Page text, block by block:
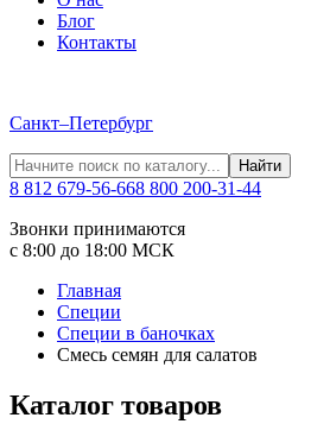
Блог
Контакты
Санкт–Петербург
Найти
8 812 679-56-668 800 200-31-44
Звонки принимаются
с 8:00 до 18:00 МСК
Главная
Специи
Специи в баночках
Смесь семян для салатов
Каталог товаров